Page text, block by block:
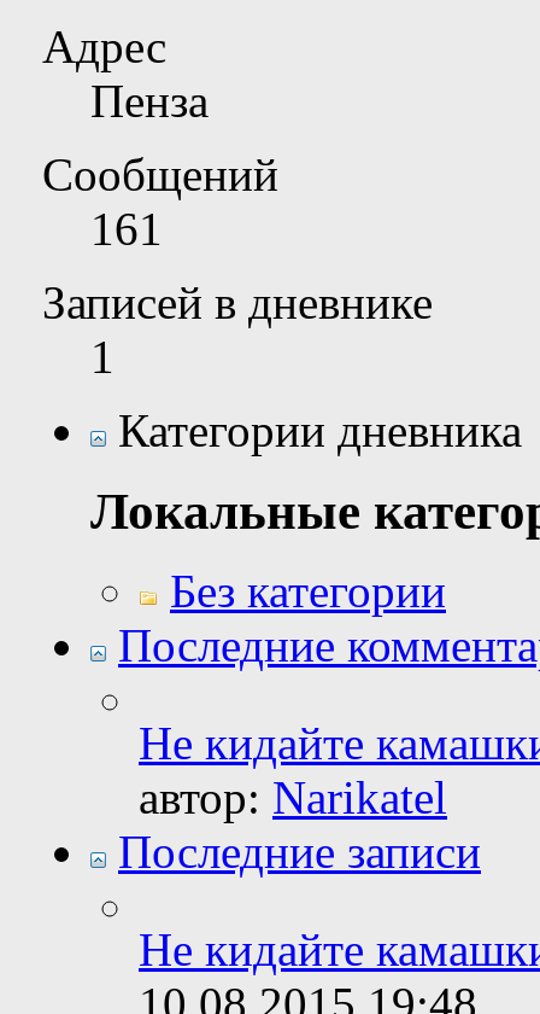
Адрес
Пенза
Сообщений
161
Записей в дневнике
1
Категории дневника
Локальные
Без категории
Последние
Не кидайте
автор: Narikatel
Последние записи
Не кидайте